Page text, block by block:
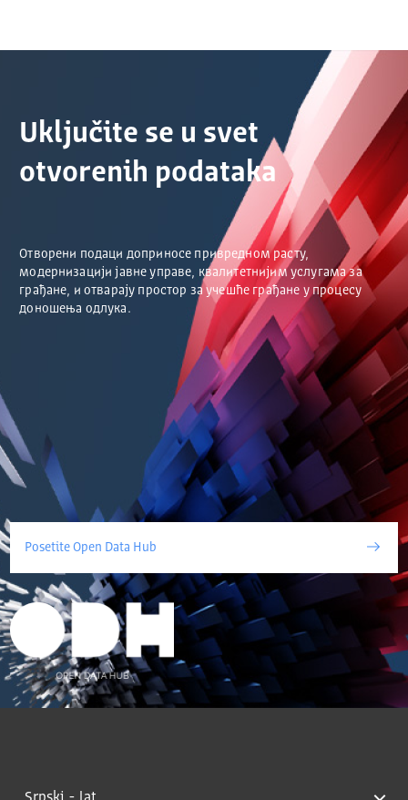
Uključite se u svet
otvorenih podataka
Отворени подаци доприносе привредном расту,
модернизацији јавне управе, квалитетнијим услугама за
грађане, и отварају простор за учешће грађане у процесу
доношења одлука.
Posetite Open Data Hub